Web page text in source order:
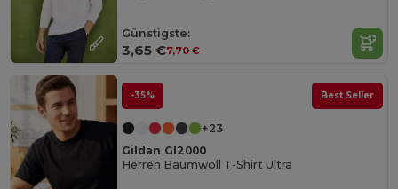
Günstigste:
3,65 €7,70 €
-35% Best Seller
+23
Gildan GI2000
Herren Baumwoll T-Shirt Ultra